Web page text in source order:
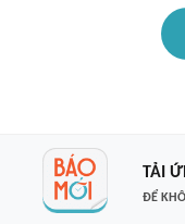
TẢI
ĐỂ